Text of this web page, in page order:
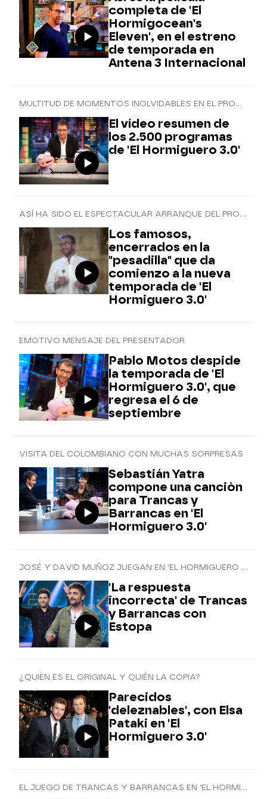
completa de 'El
Hormigocean's
Eleven', en el estreno
de temporada en
Antena 3 Internacional
MULTITUD DE MOMENTOS INOLVIDABLES EN EL PROGRAMA
El vídeo resumen de
los 2.500 programas
de 'El Hormiguero 3.0'
ASÍ HA SIDO EL ESPECTACULAR ARRANQUE DEL PROGRAMA
Los famosos,
encerrados en la
"pesadilla" que da
comienzo a la nueva
temporada de 'El
Hormiguero 3.0'
EMOTIVO MENSAJE DEL PRESENTADOR
Pablo Motos despide
la temporada de 'El
Hormiguero 3.0', que
regresa el 6 de
septiembre
VISITA DEL COLOMBIANO CON MUCHAS SORPRESAS
Sebastián Yatra
compone una canciòn
para Trancas y
Barrancas en 'El
Hormiguero 3.0'
JOSÉ Y DAVID MUÑOZ JUEGAN EN 'EL HORMIGUERO 3.0'
'La respuesta
incorrecta' de Trancas
y Barrancas con
Estopa
¿QUIËN ES EL ORIGINAL Y QUIÉN LA COPIA?
Parecidos
'deleznables', con Elsa
Pataki en 'El
Hormiguero 3.0'
EL JUEGO DE TRANCAS Y BARRANCAS EN 'EL HORMIGUERO 3.0'